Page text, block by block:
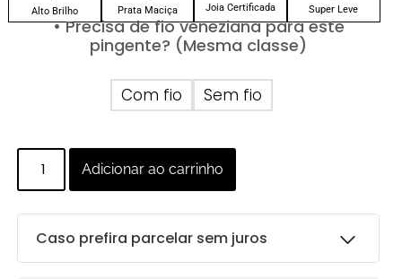
Alto Brilho Prata Maciça Joia Certificada Super Leve
• Precisa de fio veneziana para este
pingente? (Mesma classe)
Com fio Sem fio
Adicionar ao carrinho
Caso prefira parcelar sem juros